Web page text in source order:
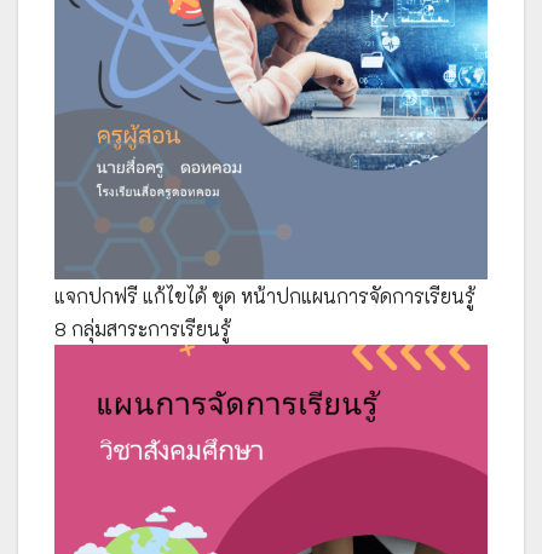
แจกปกฟรี แก้ไขได้ ชุด หน้าปกแผนการจัดการเรียนรู้
8 กลุ่มสาระการเรียนรู้